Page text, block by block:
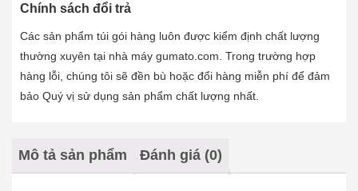
Chính sách đổi trả
Các sản phẩm túi gói hàng luôn được kiểm định chất lượng
thường xuyên tại nhà máy gumato.com. Trong trường hợp
hàng lỗi, chúng tôi sẽ đền bù hoặc đổi hàng miễn phí để đảm
bảo Quý vị sử dụng sản phẩm chất lượng nhất.
Mô tả sản phẩm Đánh giá (0)